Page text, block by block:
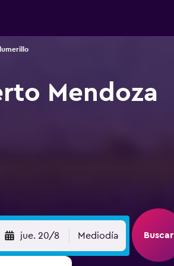
Mendoza
jue. 20/8 Mediodía Buscar